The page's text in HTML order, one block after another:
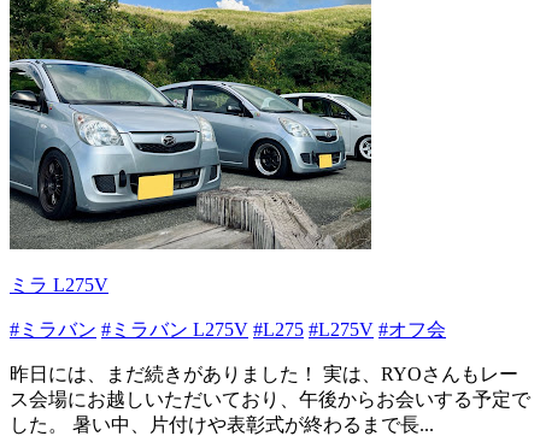
ミラ L275V
#ミラバン #ミラバン L275V #L275 #L275V #オフ会
昨日には、まだ続きがありました！ 実は、RYOさんもレー
ス会場にお越しいただいており、午後からお会いする予定で
した。 暑い中、片付けや表彰式が終わるまで長...